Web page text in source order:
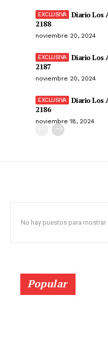
Diario Los
2188
noviembre 20, 2024
Diario Los
2187
noviembre 20, 2024
Diario Los
2186
noviembre 18, 2024
No hay puestos para mostrar
Popular